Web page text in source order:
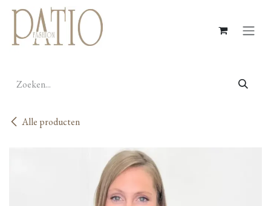
Overslaan naar inhoud
Alle producten